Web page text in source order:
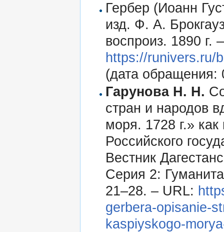
Гербер (Иоанн
изд. Ф. А.
воспроиз. 1890
https://runivers.ru/
(дата обращения:
Гарунова Н. Н.
стран и народов
моря. 1728 г.»
Российского
Вестник
Серия 2:
21–28. – URL:
gerbera-opisanie-
kaspiyskogo-